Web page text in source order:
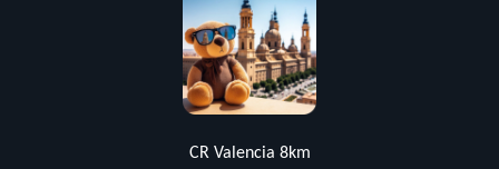
CR Valencia 8km